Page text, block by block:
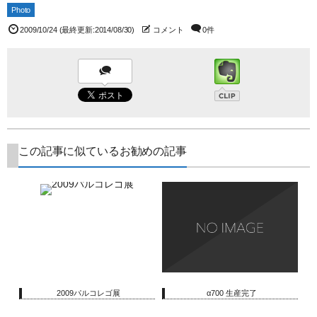
Photo
2009/10/24(最終更新:2014/08/30) コメント 0件
この記事に似ているお勧めの記事
2009パルコレゴ展 α700 生産完了